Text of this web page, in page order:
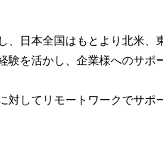
、日本全国はもとより北米、
験を活かし、企業様へのサポ
対してリモートワークでサポ